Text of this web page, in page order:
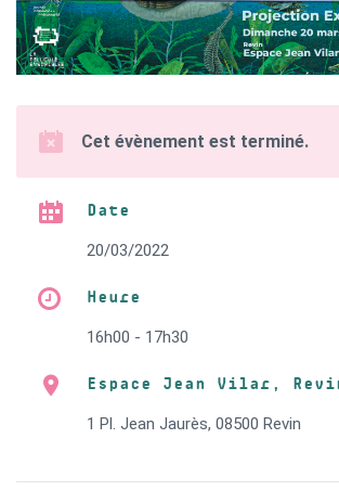
Cet évènement est terminé.
Date
20/03/2022
Heure
16h00 - 17h30
Espace Jean Vilar,
1 Pl. Jean Jaurès, 08500 Revin